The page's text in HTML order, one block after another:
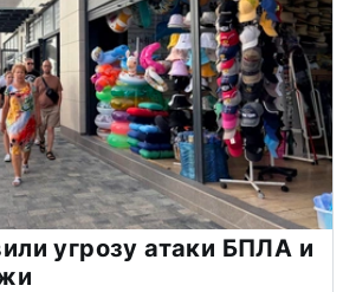
угрозу атаки БПЛА и